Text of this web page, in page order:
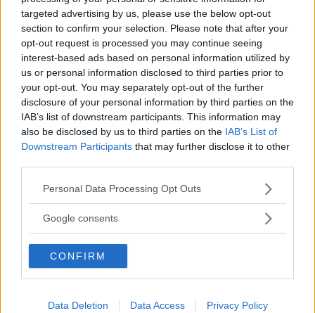
targeted advertising by us, please use the below opt-out
section to confirm your selection. Please note that after your
opt-out request is processed you may continue seeing
interest-based ads based on personal information utilized by
us or personal information disclosed to third parties prior to
your opt-out. You may separately opt-out of the further
disclosure of your personal information by third parties on the
IAB’s list of downstream participants. This information may
also be disclosed by us to third parties on the IAB’s List of
Downstream Participants that may further disclose it to other
Please note that this website/app uses one or more Google
not limited to your visit or usage behaviour. You may click to
use your data for below specified purposes in below Google
consent section.
Personal Data Processing Opt Outs
Google consents
CONFIRM
Data Deletion Data Access Privacy Policy
Kalmar län förlorar mandat i riksdagen
– lokala politikerna får extra tufft
POLITIK 19 juli 2026 12.00
Malin Sjölander vill ha en tillgänglig
vård i alla steg
POLITIK 15 juli 2026 13.15
Annons: